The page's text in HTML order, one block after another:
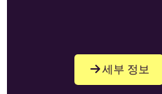
세부 정보